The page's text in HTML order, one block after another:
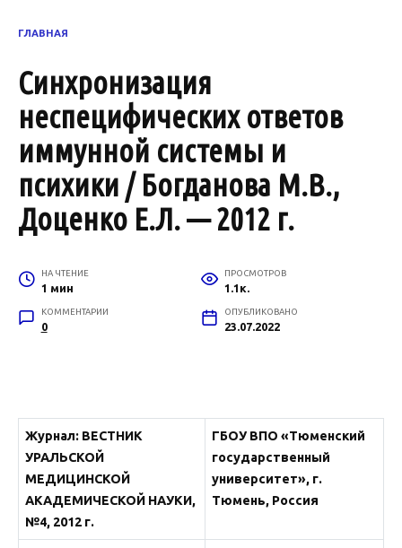
ГЛАВНАЯ
Синхронизация
неспецифических ответов
иммунной системы и
психики / Богданова М.В.,
Доценко Е.Л. — 2012 г.
НА ЧТЕНИЕ
1 мин
ПРОСМОТРОВ
1.1к.
КОММЕНТАРИИ
0
ОПУБЛИКОВАНО
23.07.2022
Журнал: ВЕСТНИК
УРАЛЬСКОЙ
МЕДИЦИНСКОЙ
АКАДЕМИЧЕСКОЙ НАУКИ,
№4, 2012 г.
ГБОУ ВПО «Тюменский
государственный
университет», г.
Тюмень, Россия